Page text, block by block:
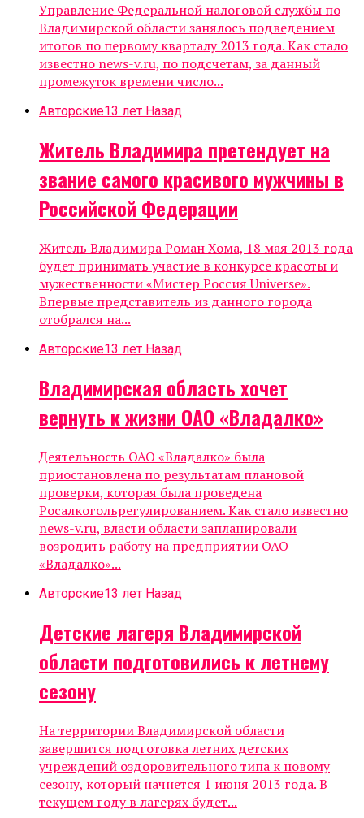
Управление Федеральной налоговой службы по
Владимирской области занялось подведением
итогов по первому кварталу 2013 года. Как стало
известно news-v.ru, по подсчетам, за данный
промежуток времени число...
Авторские13 лет Назад
Житель Владимира претендует на
звание самого красивого мужчины в
Российской Федерации
Житель Владимира Роман Хома, 18 мая 2013 года
будет принимать участие в конкурсе красоты и
мужественности «Мистер Россия Universe».
Впервые представитель из данного города
отобрался на...
Авторские13 лет Назад
Владимирская область хочет
вернуть к жизни ОАО «Владалко»
Деятельность ОАО «Владалко» была
приостановлена по результатам плановой
проверки, которая была проведена
Росалкогольрегулированием. Как стало известно
news-v.ru, власти области запланировали
возродить работу на предприятии ОАО
«Владалко»...
Авторские13 лет Назад
Детские лагеря Владимирской
области подготовились к летнему
сезону
На территории Владимирской области
завершится подготовка летних детских
учреждений оздоровительного типа к новому
сезону, который начнется 1 июня 2013 года. В
текущем году в лагерях будет...